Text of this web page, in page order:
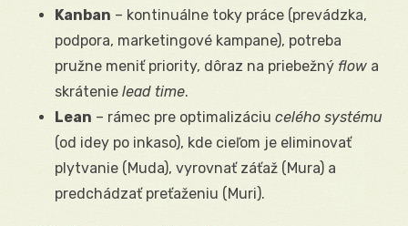
Kanban – kontinuálne toky práce (prevádzka,
podpora, marketingové kampane), potreba
pružne meniť priority, dôraz na priebežný flow a
skrátenie lead time.
Lean – rámec pre optimalizáciu celého systému
(od idey po inkaso), kde cieľom je eliminovať
plytvanie (Muda), vyrovnať záťaž (Mura) a
predchádzať preťaženiu (Muri).